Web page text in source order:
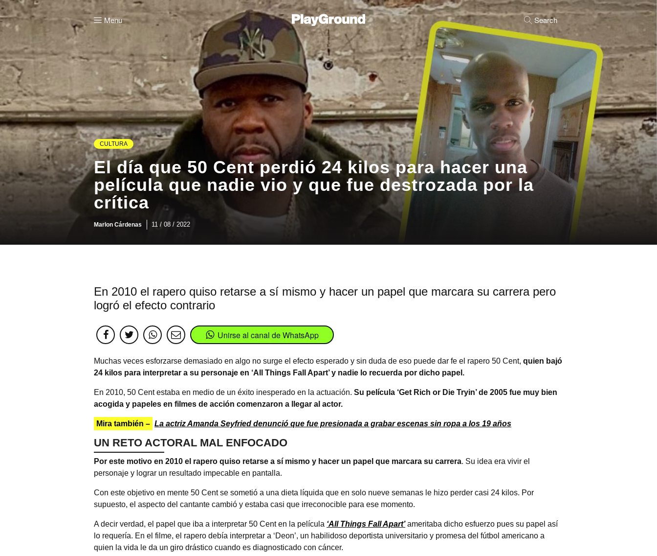
Menu Search
CULTURA
El día que 50 Cent perdió 24 kilos para hacer una
película que nadie vio y que fue destrozada por la
crítica
Marlon Cárdenas 11 / 08 / 2022
En 2010 el rapero quiso retarse a sí mismo y hacer un papel que marcara su carrera pero
logró el efecto contrario
Unirse al canal de WhatsApp
Muchas veces esforzarse demasiado en algo no surge el efecto esperado y sin duda de eso puede dar fe el rapero 50 Cent, quien bajó
24 kilos para interpretar a su personaje en ‘All Things Fall Apart’ y nadie lo recuerda por dicho papel.
En 2010, 50 Cent estaba en medio de un éxito inesperado en la actuación. Su película ‘Get Rich or Die Tryin’ de 2005 fue muy bien
acogida y papeles en filmes de acción comenzaron a llegar al actor.
Mira también – La actriz Amanda Seyfried denunció que fue presionada a grabar escenas sin ropa a los 19 años
UN RETO ACTORAL MAL ENFOCADO
Por este motivo en 2010 el rapero quiso retarse a sí mismo y hacer un papel que marcara su carrera. Su idea era vivir el
personaje y lograr un resultado impecable en pantalla.
Con este objetivo en mente 50 Cent se sometió a una dieta líquida que en solo nueve semanas le hizo perder casi 24 kilos. Por
supuesto, el aspecto del cantante cambió y estaba casi que irreconocible para ese momento.
A decir verdad, el papel que iba a interpretar 50 Cent en la película ‘All Things Fall Apart’ameritaba dicho esfuerzo pues su papel así
lo requería. En el filme, el rapero debía interpretar a ‘Deon’, un habilidoso deportista universitario y promesa del fútbol americano a
quien la vida le da un giro drástico cuando es diagnosticado con cáncer.